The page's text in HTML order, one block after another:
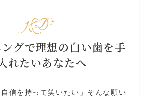
グで理想の白い歯を手
れたいあなたへ
自信を持って笑いたい」そんな願い